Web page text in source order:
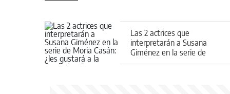
Las 2 actrices que
interpretarán a Susana
Giménez en la serie de
Moria Casán: ¿les gustará a